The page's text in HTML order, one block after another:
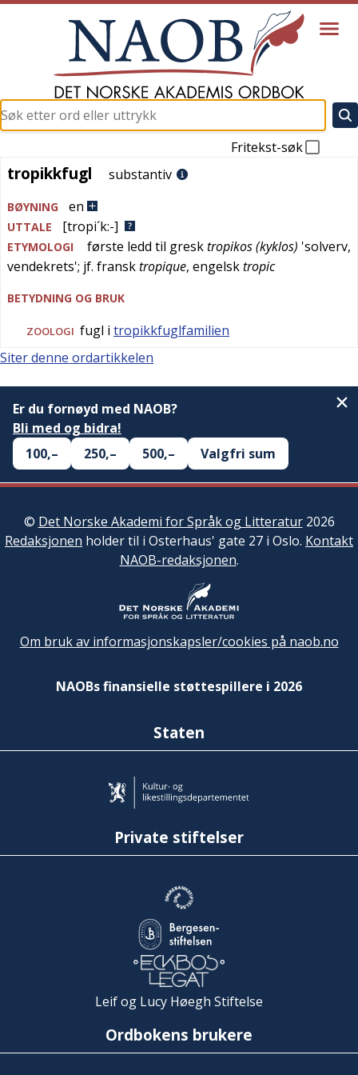
Fritekst-søk
tropikkfugl
tropikkfugl substantiv
BØYNING en
UTTALE [tropi´k:-]
ETYMOLOGI første ledd til gresktropikos (kyklos) 'solverv,
vendekrets'; jf. fransktropique, engelsktropic
BETYDNING OG BRUK
ZOOLOGI fugl i tropikkfuglfamilien
Siter denne ordartikkelen
Er du fornøyd med NAOB?
Bli med og bidra!
100,–
250,– 500,– Valgfri sum
© Det Norske Akademi for Språk og Litteratur2026
Redaksjonen holder til i Osterhaus' gate 27 i Oslo. Kontakt
NAOB-redaksjonen.
Om bruk av informasjonskapsler/cookies på naob.no
NAOBs finansielle støttespillere i 2026
Staten
Private stiftelser
Leif og Lucy Høegh Stiftelse
Ordbokens brukere